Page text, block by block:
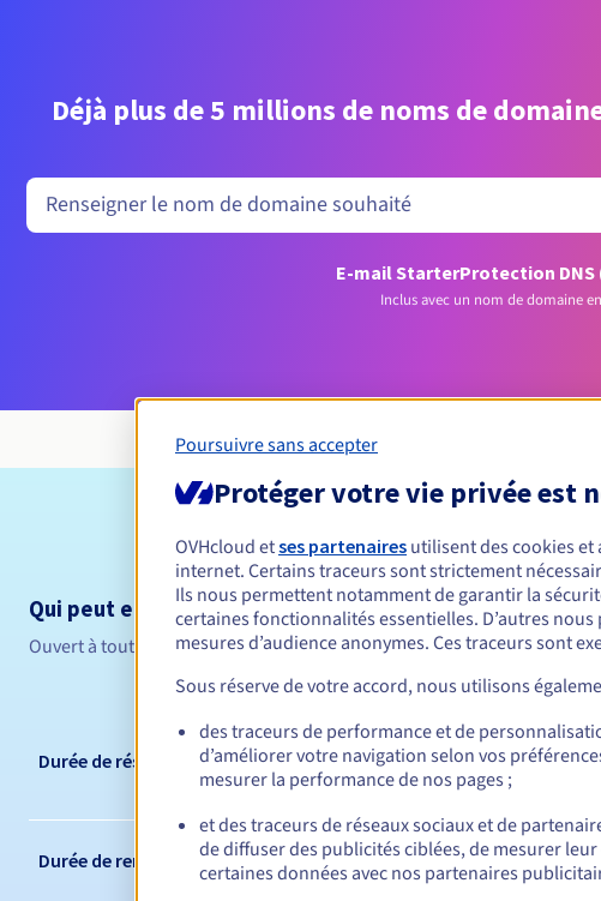
Déjà plus de 5 millions de noms de
E-mail StarterProtection DNS
Inclus avec un nom de domaine
Conditions
Qui peut enregistrer un .limo ?
Ouvert à toutes les personnes physiques ou morales, sans restriction
Règles de gestion et
Durée de réservation
Durée de renouvellement
Poursuivre sans accepter
Protéger votre vie privée est
OVHcloud etses partenaires utilisent des cookies
internet. Certains traceurs sont strictement
Ils nous permettent notamment de garantir la
certaines fonctionnalités essentielles. D’autres
mesures d’audience anonymes. Ces traceurs sont
Sous réserve de votre accord, nous utilisons
des traceurs de performance et de
d’améliorer votre navigation selon vos
mesurer la performance de nos pages ;
et des traceurs de réseaux sociaux et de
de diffuser des publicités ciblées, de mesurer
certaines données avec nos partenaires